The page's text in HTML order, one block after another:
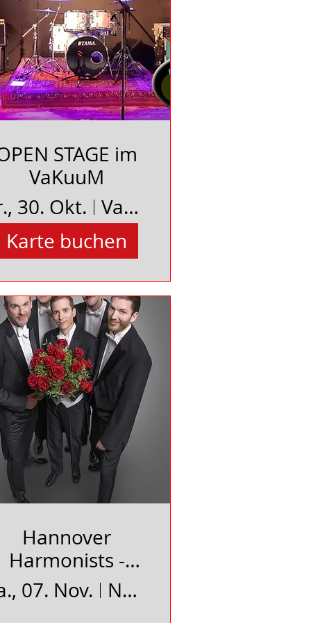
STAGE im
VaKuuM
30. Okt.
Vakuum e.V. Bad Bevensen
Karte buchen
Hannover
Harmonists -
07. Nov. Neues Schauspielhaus Uelzen